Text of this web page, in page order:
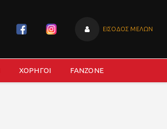
ΕΙΣΟΔΟΣ ΜΕΛΩΝ
ΧΟΡΗΓΟΙ FANZONE